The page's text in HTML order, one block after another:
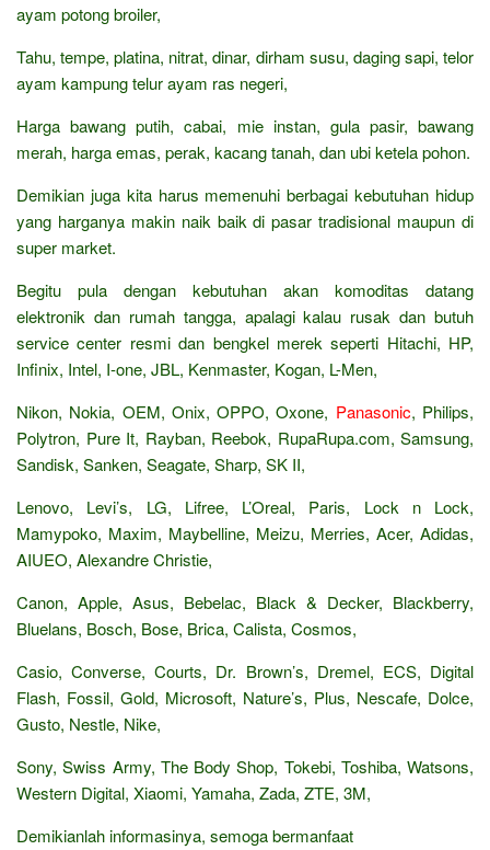
ayam potong broiler,
Tahu, tempe, platina, nitrat, dinar, dirham susu, daging sapi, telor
ayam kampung telur ayam ras negeri,
Harga bawang putih, cabai, mie instan, gula pasir, bawang
merah, harga emas, perak, kacang tanah, dan ubi ketela pohon.
Demikian juga kita harus memenuhi berbagai kebutuhan hidup
yang harganya makin naik baik di pasar tradisional maupun di
super market.
Begitu pula dengan kebutuhan akan komoditas datang
elektronik dan rumah tangga, apalagi kalau rusak dan butuh
service center resmi dan bengkel merek seperti Hitachi, HP,
Infinix, Intel, I-one, JBL, Kenmaster, Kogan, L-Men,
Nikon, Nokia, OEM, Onix, OPPO, Oxone, Panasonic, Philips,
Polytron, Pure It, Rayban, Reebok, RupaRupa.com, Samsung,
Sandisk, Sanken, Seagate, Sharp, SK II,
Lenovo, Levi’s, LG, Lifree, L’Oreal, Paris, Lock n Lock,
Mamypoko, Maxim, Maybelline, Meizu, Merries, Acer, Adidas,
AIUEO, Alexandre Christie,
Canon, Apple, Asus, Bebelac, Black & Decker, Blackberry,
Bluelans, Bosch, Bose, Brica, Calista, Cosmos,
Casio, Converse, Courts, Dr. Brown’s, Dremel, ECS, Digital
Flash, Fossil, Gold, Microsoft, Nature’s, Plus, Nescafe, Dolce,
Gusto, Nestle, Nike,
Sony, Swiss Army, The Body Shop, Tokebi, Toshiba, Watsons,
Western Digital, Xiaomi, Yamaha, Zada, ZTE, 3M,
Demikianlah informasinya, semoga bermanfaat